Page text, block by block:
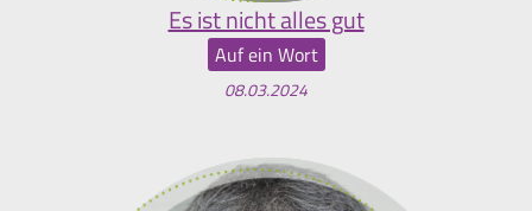
Es ist nicht alles gut
Auf ein Wort
08.03.2024